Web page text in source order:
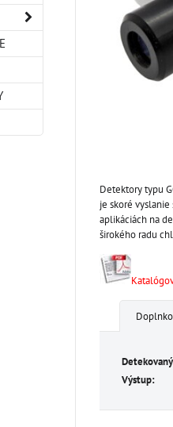
Detektory typu
je skoré
aplikáciách na
širokého radu
Výstup: